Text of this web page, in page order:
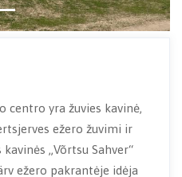
centro yra žuvies kavinė,
ežero žuvimi ir
„Võrtsu Sahver“
ežero pakrantėje idėja